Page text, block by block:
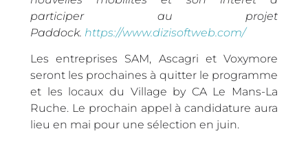
participer au projet
Paddock. https://www.dizisoftweb.com/
Les entreprises SAM, Ascagri et Voxymore
seront les prochaines à quitter le programme
et les locaux du Village by CA Le Mans-La
Ruche. Le prochain appel à candidature aura
lieu en mai pour une sélection en juin.